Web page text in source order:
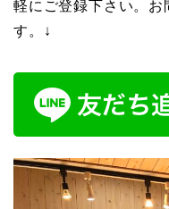
軽にご登録下さい。お
す。↓